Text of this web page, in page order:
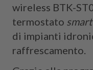
wireless BTK-
termostato smart
di impianti
raffrescamento.